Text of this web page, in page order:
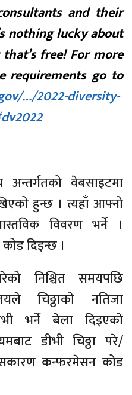
and their
nothing lucky about
free! For more
requirements go to
…/2022-diversity-
अन्तर्गतको वेबसाइटमा
हुन्छ । त्यहाँ आफ्नो
विवरण भर्ने ।
दिइन्छ ।
निश्चित समयपछि
चिठ्ठाको नतिजा
भर्ने बेला दिइएको
डीभी चिठ्ठा परे/
कन्फरमेसन कोड